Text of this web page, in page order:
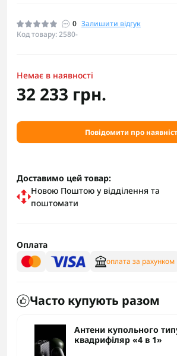
0 Залишити відгук
Код товару: 2580-
Немає в наявності
32 233 грн.
Повідомити про
Доставимо цей товар:
Новою Поштою у відділення та
поштомати
Оплата
оплата за рахунком
Часто купують разом
Антени купольного
квадрифіляр «4 в 1»